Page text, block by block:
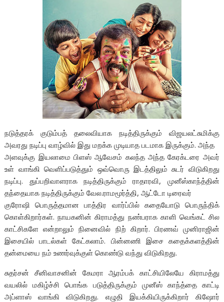
நடுத்தரக் குடும்பத் தலைவியாக நடித்திருக்கும் விஜயலட்சுமிக்கு
அவரது நடிப்பு வாழ்வில் இது மறக்க முடியாத படமாக இருக்கும். அந்த
அளவுக்கு இயலாமை பிளஸ் ஆவேசம் கலந்த அந்த கேரக்டரை அவர்
உள் வாங்கி வெளிப்படுத்தும் ஒவ்வொரு இடத்திலும் சுடர் விடுகிறது
நடிப்பு. துப்பறிவாளராக நடித்திருக்கும் ராதாரவி, முனீஸ்காந்த்தின்
தந்தையாக நடித்திருக்கும் வேல.ராமமூர்த்தி, ஆட்டோ டிரைவர்
குரோஷி பொருத்தமான பாத்திர வார்ப்பில் கதையோடு பொருந்திக்
கொள்கிறார்கள். நாயகனின் கிராமத்து நண்பராக காளி வெங்கட் சில
காட்சிகளே என்றாலும் நினைவில் நிற் கிறார். பிரணவ் முனிராஜின்
இசையில் பாடல்கள் கேட்கலாம். பின்னணி இசை கதைக்களத்தின்
தன்மையை நம் உணர்வுக்குள் கொண்டு வந்து விடுகிறது.
சுதர்சன் சீனிவாசனின் கேமரா ஆரம்பக் காட்சியிலேயே கிராமத்து
வயலில் மகிழ்ச்சி பொங்க படுத்திருக்கும் முனீஸ் காந்த்தை காட்டி
அப்ளாஸ் வாங்கி விடுகிறது. எழுதி இயக்கியிருக்கிறார் கிஷோர்